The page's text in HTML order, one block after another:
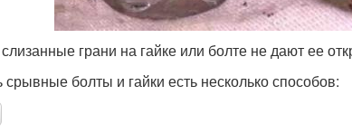
грани на гайке или болте не дают ее
срывные болты и гайки есть несколько способов: